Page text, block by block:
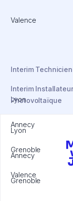
Valence
Interim Technicien
Lyon
Annecy
Grenoble
Valence
Interim Installateur
Photovoltaïque
Lyon
Annecy
Grenoble